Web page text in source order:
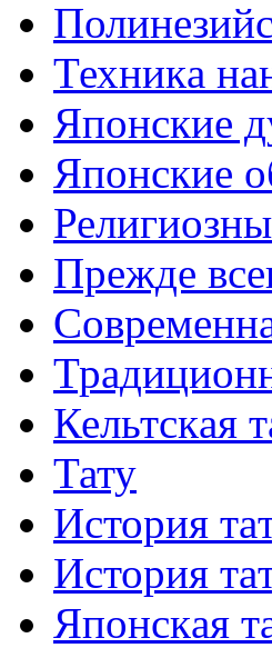
Техникa
Японские
Японские
Прежде
Кельтскaя
Тату
История
История
Японскaя